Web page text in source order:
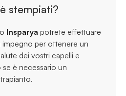
stempiati?
Insparya potrete effettuare
impegno per ottenere un
dei vostri capelli e
è necessario un